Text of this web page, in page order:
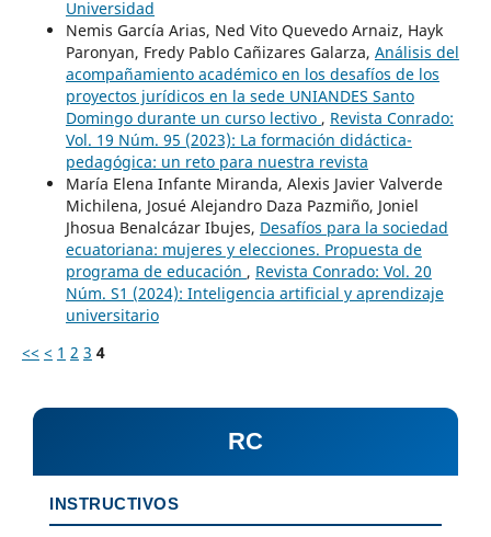
Universidad
Nemis García Arias, Ned Vito Quevedo Arnaiz, Hayk
Paronyan, Fredy Pablo Cañizares Galarza, Análisis del
acompañamiento académico en los desafíos de los
proyectos jurídicos en la sede UNIANDES Santo
Domingo durante un curso lectivo , Revista Conrado:
Vol. 19 Núm. 95 (2023): La formación didáctica-
pedagógica: un reto para nuestra revista
María Elena Infante Miranda, Alexis Javier Valverde
Michilena, Josué Alejandro Daza Pazmiño, Joniel
Jhosua Benalcázar Ibujes, Desafíos para la sociedad
ecuatoriana: mujeres y elecciones. Propuesta de
programa de educación , Revista Conrado: Vol. 20
Núm. S1 (2024): Inteligencia artificial y aprendizaje
universitario
<< < 1 2 3 4
RC
INSTRUCTIVOS